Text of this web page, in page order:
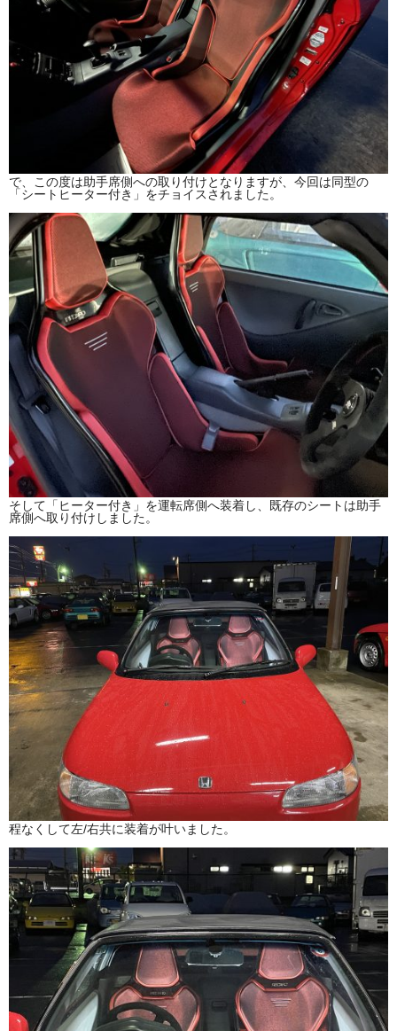
で、この度は助手席側への取り付けとなりますが、今回は同型の
「シートヒーター付き」をチョイスされました。
そして「ヒーター付き」を運転席側へ装着し、既存のシートは助手
席側へ取り付けしました。
程なくして左/右共に装着が叶いました。